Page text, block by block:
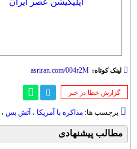
لینک کوتاه:
‌گزارش خطا در خبر
برچسب ها: مذاکره با آمریکا ، آتش بس ،
مطالب پیشنهادی